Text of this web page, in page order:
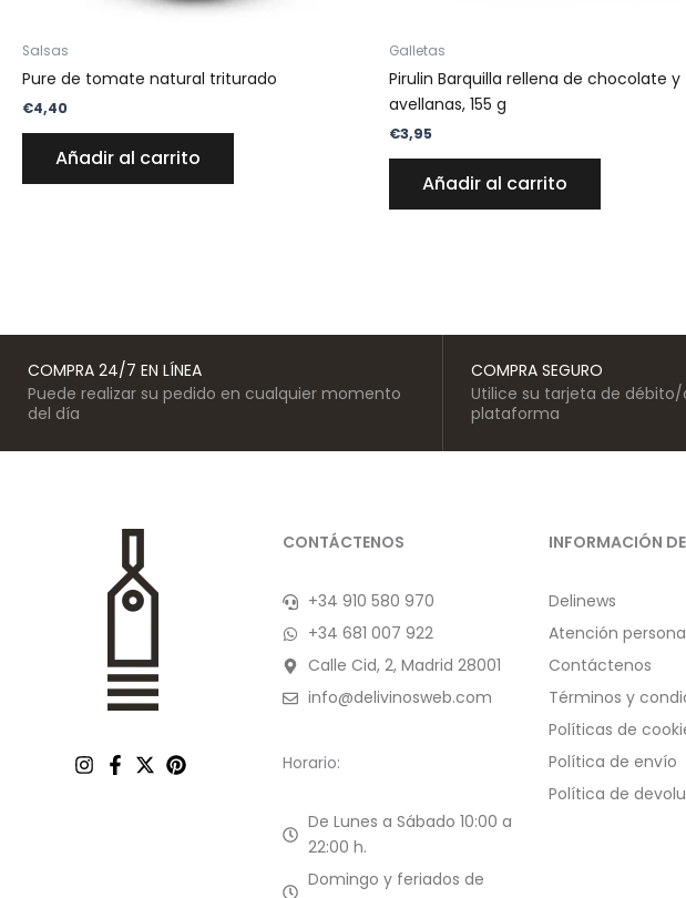
Salsas
Pure de tomate natural triturado
€4,40
Añadir al carrito
Galletas
Pirulin Barquilla rellena de chocolate y
avellanas, 155 g
€3,95
Añadir al carrito
COMPRA 24/7 EN LÍNEA
Puede realizar su pedido en cualquier momento
del día
COMPRA SEGURO
Utilice su tarjeta de
plataforma
CONTÁCTENOS
+34 910 580 970
+34 681 007 922
Calle Cid, 2, Madrid 28001
info@delivinosweb.com
Horario:
De Lunes a Sábado 10:00 a
22:00 h.
Domingo y feriados de
INFORMACIÓN DE
Delinews
Atención
Contáctenos
Términos y
Políticas de
Política de envío
Política de